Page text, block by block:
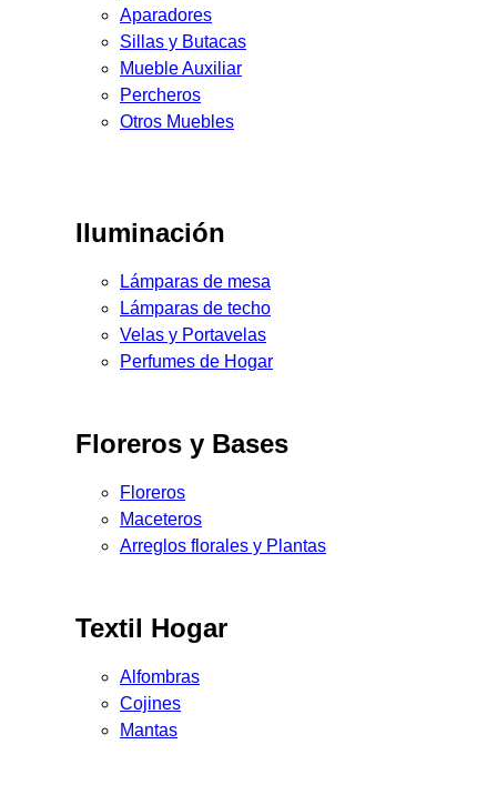
Aparadores
Sillas y Butacas
Mueble Auxiliar
Percheros
Otros Muebles
Iluminación
Lámparas de mesa
Lámparas de techo
Velas y Portavelas
Perfumes de Hogar
Floreros y Bases
Floreros
Maceteros
Arreglos florales y Plantas
Textil Hogar
Alfombras
Cojines
Mantas